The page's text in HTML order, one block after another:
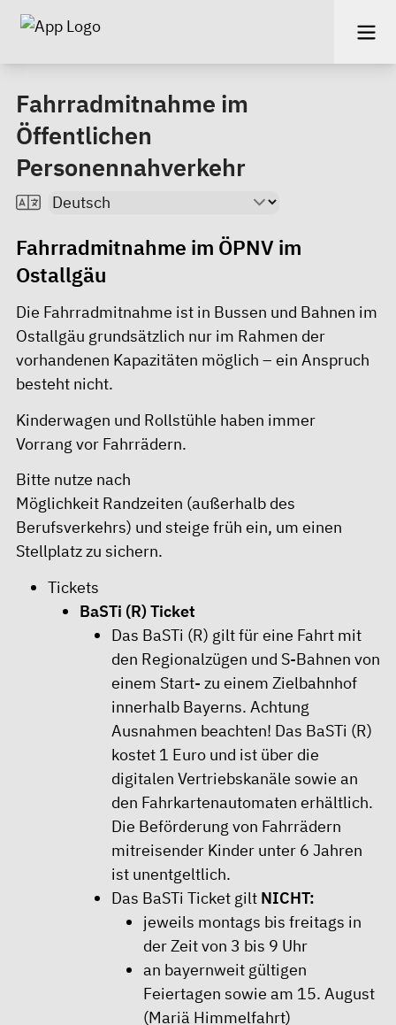
Fahrradmitnahme im
Öffentlichen
Personennahverkehr
Fahrradmitnahme im ÖPNV im
Ostallgäu
Die Fahrradmitnahme ist in Bussen und Bahnen im
Ostallgäu grundsätzlich nur im Rahmen der
vorhandenen Kapazitäten möglich – ein Anspruch
besteht nicht.
Kinderwagen und Rollstühle haben immer
Vorrang vor Fahrrädern.
Bitte nutze nach
Möglichkeit Randzeiten (außerhalb des
Berufsverkehrs) und steige früh ein, um einen
Stellplatz zu sichern.
Tickets
BaSTi (R) Ticket
Das BaSTi (R) gilt für eine Fahrt mit
den Regionalzügen und S-Bahnen von
einem Start- zu einem Zielbahnhof
innerhalb Bayerns. Achtung
Ausnahmen beachten! Das BaSTi (R)
kostet 1 Euro und ist über die
digitalen Vertriebskanäle sowie an
den Fahrkartenautomaten erhältlich.
Die Beförderung von Fahrrädern
mitreisender Kinder unter 6 Jahren
ist unentgeltlich.
Das BaSTi Ticket gilt NICHT:
jeweils montags bis freitags in
der Zeit von 3 bis 9 Uhr
an bayernweit gültigen
Feiertagen sowie am 15. August
(Mariä Himmelfahrt)